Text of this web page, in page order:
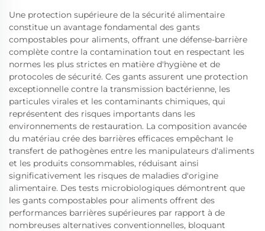
Une protection supérieure de la sécurité alimentaire
constitue un avantage fondamental des gants
compostables pour aliments, offrant une défense-barrière
complète contre la contamination tout en respectant les
normes les plus strictes en matière d'hygiène et de
protocoles de sécurité. Ces gants assurent une protection
exceptionnelle contre la transmission bactérienne, les
particules virales et les contaminants chimiques, qui
représentent des risques importants dans les
environnements de restauration. La composition avancée
du matériau crée des barrières efficaces empêchant le
transfert de pathogènes entre les manipulateurs d'aliments
et les produits consommables, réduisant ainsi
significativement les risques de maladies d'origine
alimentaire. Des tests microbiologiques démontrent que
les gants compostables pour aliments offrent des
performances barrières supérieures par rapport à de
nombreuses alternatives conventionnelles, bloquant